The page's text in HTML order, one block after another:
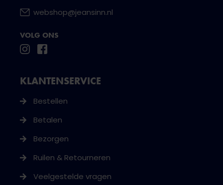
webshop@jeansinn.nl
VOLG ONS
KLANTENSERVICE
Bestellen
Betalen
Bezorgen
Ruilen & Retourneren
Veelgestelde vragen